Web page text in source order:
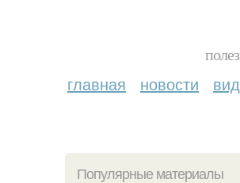
главная новости
Популярные материалы